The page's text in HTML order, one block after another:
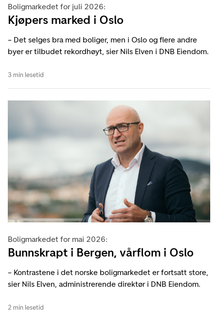
Boligmarkedet for juli 2026:
Kjøpers marked i Oslo
– Det selges bra med boliger, men i Oslo og flere andre
byer er tilbudet rekordhøyt, sier Nils Elven i DNB Eiendom.
3 min lesetid
Boligmarkedet for mai 2026:
Bunnskrapt i Bergen, vårflom i Oslo
– Kontrastene i det norske boligmarkedet er fortsatt store,
sier Nils Elven, administrerende direktør i DNB Eiendom.
2 min lesetid